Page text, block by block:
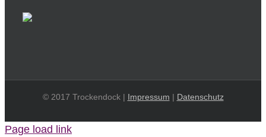
© 2017 Trockendock | Impressum | Datenschutz
Page load link